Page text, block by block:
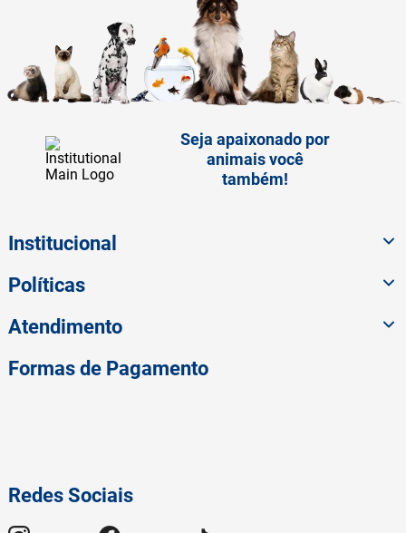
Seja apaixonado por
animais você
também!
Institucional
Políticas
Atendimento
Redes Sociais
Formas de Pagamento